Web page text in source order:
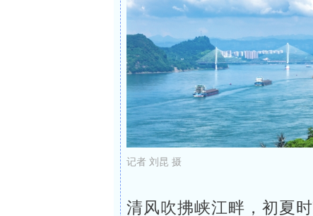
记者 刘昆 摄
清风吹拂峡江畔，初夏